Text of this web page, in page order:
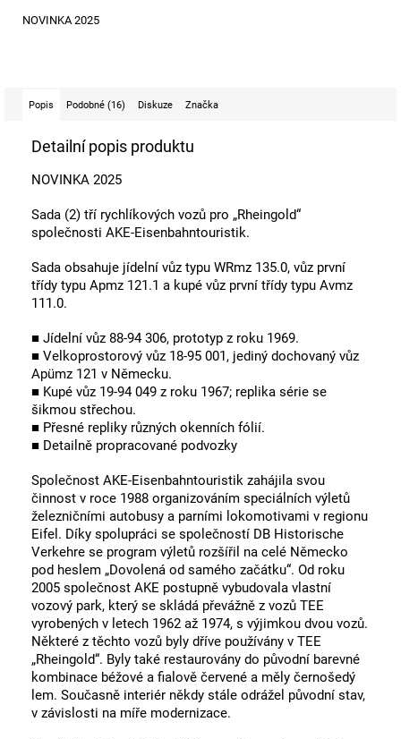
NOVINKA 2025
Popis Podobné (16) Diskuze Značka
Detailní popis produktu
NOVINKA 2025
Sada (2) tří rychlíkových vozů pro „Rheingold“
společnosti AKE-Eisenbahntouristik.
Sada obsahuje jídelní vůz typu WRmz 135.0, vůz první
třídy typu Apmz 121.1 a kupé vůz první třídy typu Avmz
111.0.
■ Jídelní vůz 88-94 306, prototyp z roku 1969.
■ Velkoprostorový vůz 18-95 001, jediný dochovaný vůz
Apümz 121 v Německu.
■ Kupé vůz 19-94 049 z roku 1967; replika série se
šikmou střechou.
■ Přesné repliky různých okenních fólií.
■ Detailně propracované podvozky
Společnost AKE-Eisenbahntouristik zahájila svou
činnost v roce 1988 organizováním speciálních výletů
železničními autobusy a parními lokomotivami v regionu
Eifel. Díky spolupráci se společností DB Historische
Verkehre se program výletů rozšířil na celé Německo
pod heslem „Dovolená od samého začátku“. Od roku
2005 společnost AKE postupně vybudovala vlastní
vozový park, který se skládá převážně z vozů TEE
vyrobených v letech 1962 až 1974, s výjimkou dvou vozů.
Některé z těchto vozů byly dříve používány v TEE
„Rheingold“. Byly také restaurovány do původní barevné
kombinace béžové a fialově červené a měly černošedý
lem. Současně interiér někdy stále odrážel původní stav,
v závislosti na míře modernizace.